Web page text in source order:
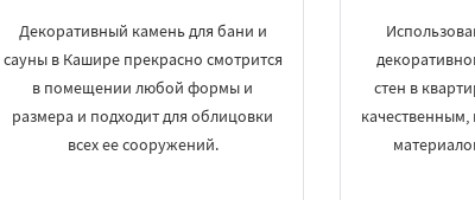
Работаем по
регионам
×
Декоративный камень для бани и
сауны в Кашире прекрасно смотрится
в помещении любой формы и
размера и подходит для облицовки
всех ее сооружений.
стен в
УЗНАТЬ ПОДРОБНЕЕ